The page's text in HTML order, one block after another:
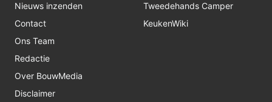
Nieuws inzenden
Contact
Ons Team
Redactie
Over BouwMedia
Disclaimer
Tweedehands Camper
KeukenWiki